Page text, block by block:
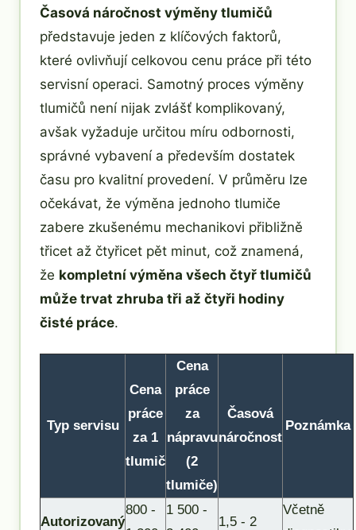
Časová náročnost výměny tlumičů
představuje jeden z klíčových faktorů,
které ovlivňují celkovou cenu práce při této
servisní operaci. Samotný proces výměny
tlumičů není nijak zvlášť komplikovaný,
avšak vyžaduje určitou míru odbornosti,
správné vybavení a především dostatek
času pro kvalitní provedení. V průměru lze
očekávat, že výměna jednoho tlumiče
zabere zkušenému mechanikovi přibližně
třicet až čtyřicet pět minut, což znamená,
že kompletní výměna všech čtyř tlumičů
může trvat zhruba tři až čtyři hodiny
čisté práce.
Typ servisu
Cena
práce
za 1
tlumič
Cena
práce
za
nápravu
(2
tlumiče)
Časová
náročnost
Poznámka
Autorizovaný
800 -
1 500 -
1,5 - 2
Včetně